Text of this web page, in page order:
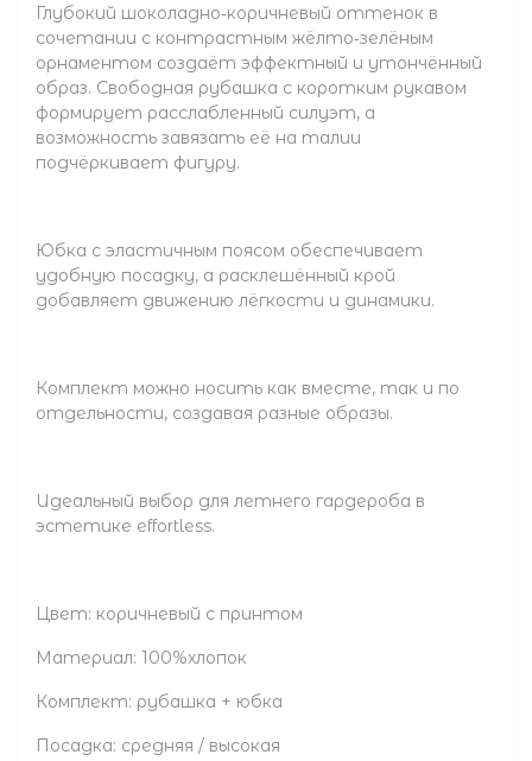
Глубокий шоколадно‑коричневый оттенок в
сочетании с контрастным жёлто‑зелёным
орнаментом создаёт эффектный и утончённый
образ. Свободная рубашка с коротким рукавом
формирует расслабленный силуэт, а
возможность завязать её на талии
подчёркивает фигуру.
Юбка с эластичным поясом обеспечивает
удобную посадку, а расклешённый крой
добавляет движению лёгкости и динамики.
Комплект можно носить как вместе, так и по
отдельности, создавая разные образы.
Идеальный выбор для летнего гардероба в
эстетике effortless.
Цвет: коричневый с принтом
Материал: 100%хлопок
Комплект: рубашка + юбка
Посадка: средняя / высокая